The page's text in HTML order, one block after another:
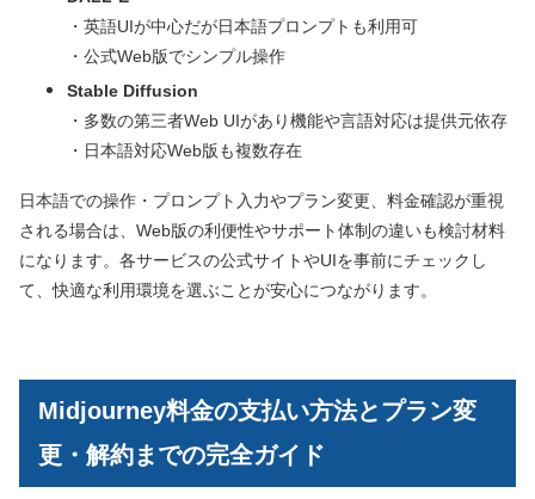
・英語UIが中心だが日本語プロンプトも利用可
・公式Web版でシンプル操作
Stable Diffusion
・多数の第三者Web UIがあり機能や言語対応は提供元依存
・日本語対応Web版も複数存在
日本語での操作・プロンプト入力やプラン変更、料金確認が重視
される場合は、Web版の利便性やサポート体制の違いも検討材料
になります。各サービスの公式サイトやUIを事前にチェックし
て、快適な利用環境を選ぶことが安心につながります。
Midjourney料金の支払い方法とプラン変
更・解約までの完全ガイド